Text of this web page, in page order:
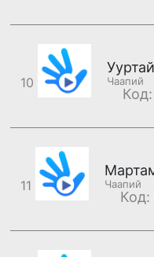
10 Чаапий
Код:
11 Чаапий
Код: